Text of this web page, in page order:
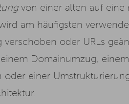
von einer alten auf eine
am häufigsten
verschoben oder URLs
Domainumzug,
oder einer